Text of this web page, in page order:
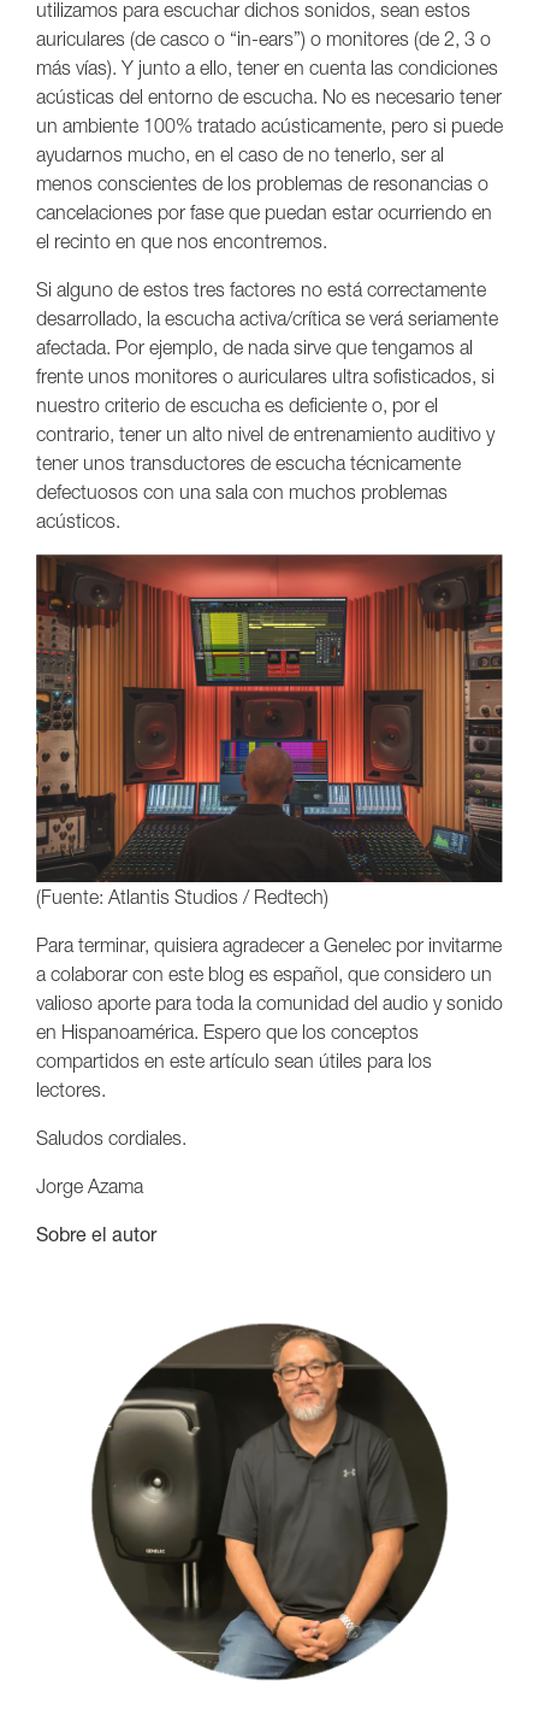
utilizamos para escuchar dichos sonidos, sean estos
auriculares (de casco o “in-ears”) o monitores (de 2, 3 o
más vías). Y junto a ello, tener en cuenta las condiciones
acústicas del entorno de escucha. No es necesario tener
un ambiente 100% tratado acústicamente, pero si puede
ayudarnos mucho, en el caso de no tenerlo, ser al
menos conscientes de los problemas de resonancias o
cancelaciones por fase que puedan estar ocurriendo en
el recinto en que nos encontremos.
Si alguno de estos tres factores no está correctamente
desarrollado, la escucha activa/crítica se verá seriamente
afectada. Por ejemplo, de nada sirve que tengamos al
frente unos monitores o auriculares ultra sofisticados, si
nuestro criterio de escucha es deficiente o, por el
contrario, tener un alto nivel de entrenamiento auditivo y
tener unos transductores de escucha técnicamente
defectuosos con una sala con muchos problemas
acústicos.
(Fuente: Atlantis Studios / Redtech)
Para terminar, quisiera agradecer a Genelec por invitarme
a colaborar con este blog es español, que considero un
valioso aporte para toda la comunidad del audio y sonido
en Hispanoamérica. Espero que los conceptos
compartidos en este artículo sean útiles para los
lectores.
Saludos cordiales.
Jorge Azama
Sobre el autor